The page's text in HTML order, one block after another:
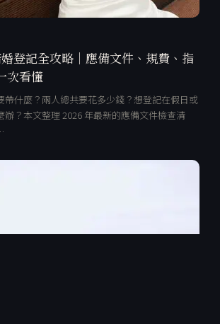
登記全攻略｜應備文件、規費、指
次看懂
帶什麼？兩人總共要花多少錢？想登記在假日或
辦？本文整理 2026 年最新的應備文件檢查清